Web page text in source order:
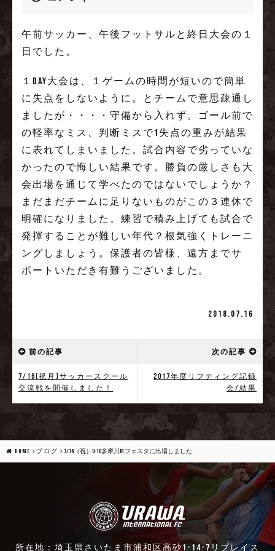
午前サッカー、午後フットサルと終日大会の１
日でした。
１DAY大会は、１ゲームの時間が短いので簡単
に失点をしないように。とチームで意思疎通し
ましたが・・・・守備から入れず。ゴール前で
の軽率なミス、判断ミスで1失点の重みが結果
に表れてしまいました。試合内容で劣っていな
かったので悔しい結果です。勝負の厳しさも大
会出場を通じて学べたのではないでしょうか？
まだまだチームに足りないものがこの３連休で
明確になりました。練習で積み上げても試合で
発揮することが難しい年代？根気強くトレーニ
ングしましょう。保護者の皆様、遠方までサ
ポートいただき有難うございました。
2018.07.16
前の記事
7/16(祝月)サッカースクール
交流戦を開催しました！
次の記事
2017年度リフティング記録
会/結果
HOME ブログ 7/16（祝）U-10多摩川Jr.フェスタに出場しました
所在地：埼玉県さいたま市浦和区高砂1-14-7リプレイス